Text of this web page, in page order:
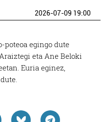
2026-07-09 19:00
poteoa egingo dute
eta Ane Beloki
Euria eginez,